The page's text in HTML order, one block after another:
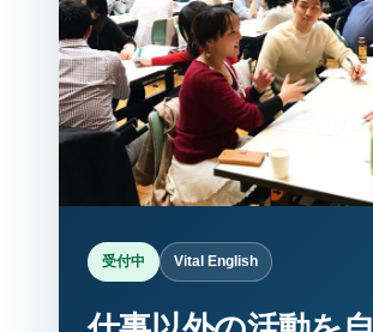
受付中 Vital English